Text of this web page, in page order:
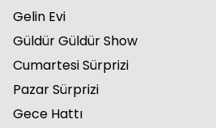
Gelin Evi
Güldür Güldür Show
Cumartesi Sürprizi
Pazar Sürprizi
Gece Hattı